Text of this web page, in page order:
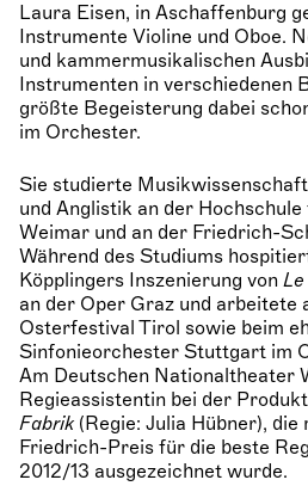
Laura Eisen, in Aschaffenburg
Instrumente Violine und Oboe.
und kammermusikalischen
Instrumenten in verschiedenen
größte Begeisterung dabei
im Orchester.
Sie studierte
und Anglistik an der
Weimar und an der Friedrich-
Während des Studiums
Köpplingers Inszenierung von
an der Oper Graz und arbeitete
Osterfestival Tirol sowie beim
Sinfonieorchester Stuttgart im
Am Deutschen Nationaltheater
Regieassistentin bei der
Fabrik (Regie: Julia Hübner), die
Friedrich-Preis für die beste
2012/13 ausgezeichnet wurde.